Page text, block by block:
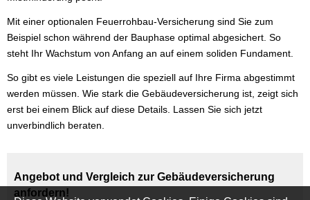
Mit einer optionalen Feuerrohbau-Versicherung sind Sie zum
Beispiel schon während der Bauphase optimal abgesichert. So
steht Ihr Wachstum von Anfang an auf einem soliden Fundament.
So gibt es viele Leistungen die speziell auf Ihre Firma abgestimmt
werden müssen. Wie stark die Ge­bäude­ver­si­che­rung ist, zeigt sich
erst bei einem Blick auf diese Details. Lassen Sie sich jetzt
unverbindlich beraten.
Angebot und Vergleich zur Ge­bäude­ver­si­che­rung
anfordern!